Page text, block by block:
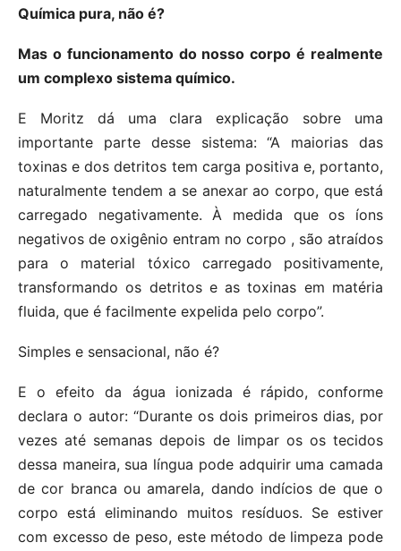
Química pura, não é?
Mas o funcionamento do nosso corpo é realmente
um complexo sistema químico.
E Moritz dá uma clara explicação sobre uma
importante parte desse sistema: “A maiorias das
toxinas e dos detritos tem carga positiva e, portanto,
naturalmente tendem a se anexar ao corpo, que está
carregado negativamente. À medida que os íons
negativos de oxigênio entram no corpo , são atraídos
para o material tóxico carregado positivamente,
transformando os detritos e as toxinas em matéria
fluida, que é facilmente expelida pelo corpo”.
Simples e sensacional, não é?
E o efeito da água ionizada é rápido, conforme
declara o autor: “Durante os dois primeiros dias, por
vezes até semanas depois de limpar os os tecidos
dessa maneira, sua língua pode adquirir uma camada
de cor branca ou amarela, dando indícios de que o
corpo está eliminando muitos resíduos. Se estiver
com excesso de peso, este método de limpeza pode